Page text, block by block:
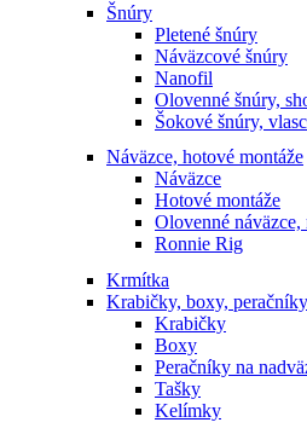
Šnúry
Pletené šnúry
Náväzcové šnúry
Nanofil
Olovenné šnúry,
Šokové šnúry,
Náväzce, hotové montáže
Náväzce
Hotové montáže
Olovenné náväzce,
Ronnie Rig
Krmítka
Krabičky, boxy, peračníky
Krabičky
Boxy
Peračníky na
Tašky
Kelímky